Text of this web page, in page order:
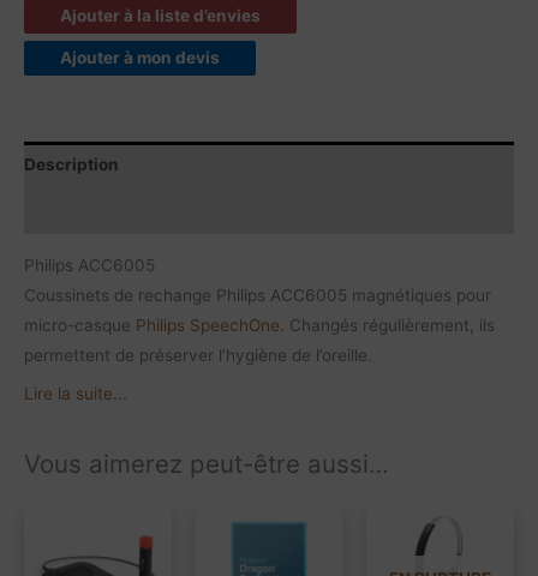
Ajouter à la liste d’envies
Ajouter à mon devis
Description
Philips ACC6005
Coussinets de rechange Philips ACC6005 magnétiques pour
micro-casque Philips SpeechOne . Changés régulièrement, ils
permettent de préserver l’hygiène de l’oreille.
Lire la suite...
Vous aimerez peut-être aussi…